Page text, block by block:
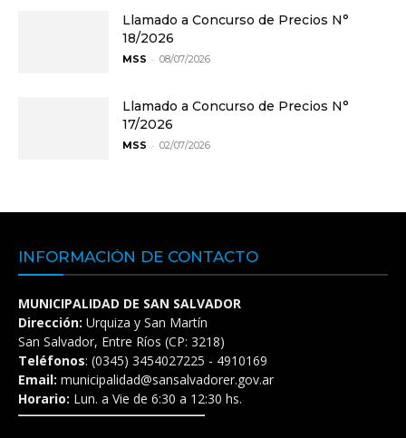
Llamado a Concurso de Precios N°
18/2026
MSS - 08/07/2026
Llamado a Concurso de Precios N°
17/2026
MSS - 02/07/2026
INFORMACIÓN DE CONTACTO
MUNICIPALIDAD DE SAN SALVADOR
Dirección: Urquiza y San Martín
San Salvador, Entre Ríos (CP: 3218)
Teléfonos: (0345) 3454027225 - 4910169
Email: municipalidad@sansalvadorer.gov.ar
Horario: Lun. a Vie de 6:30 a 12:30 hs.